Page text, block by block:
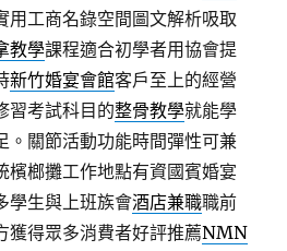
用工商名錄空間圖文解析吸取
教學課程適合初學者用協會提
新竹婚宴會館客戶至上的經營
習考試科目的整骨教學就能學
。關節活動功能時間彈性可兼
檳榔攤工作地點有資國賓婚宴
學生與上班族會酒店兼職職前
獲得眾多消費者好評推薦NMN